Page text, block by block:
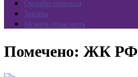
Онлайн-сервисы
Законы
Можем объяснить
Помечено: ЖК РФ